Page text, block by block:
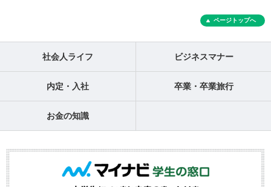
ページトップへ
社会人ライフ ビジネスマナー
内定・入社 卒業・卒業旅行
お金の知識